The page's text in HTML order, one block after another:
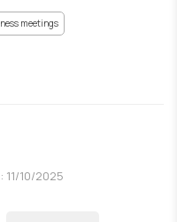
meetings
10/2025